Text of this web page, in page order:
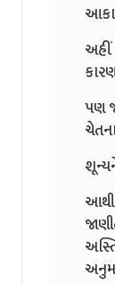
પણ
આથી